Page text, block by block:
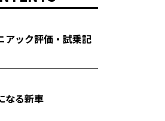
アック評価・試乗記
なる新車